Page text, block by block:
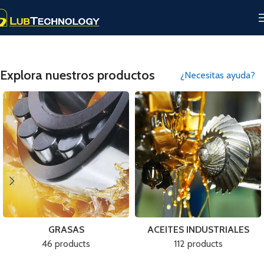
Explora nuestros productos ¿Necesitas ayuda?
GRASAS
46 products
ACEITES INDUSTRIALES
112 products